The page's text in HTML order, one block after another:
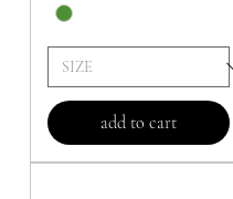
add to cart